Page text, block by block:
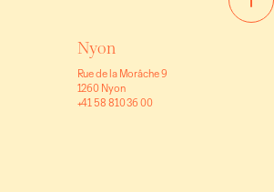
Nyon
Rue de la Morâche 9
1260 Nyon
+41 58 810 36 00